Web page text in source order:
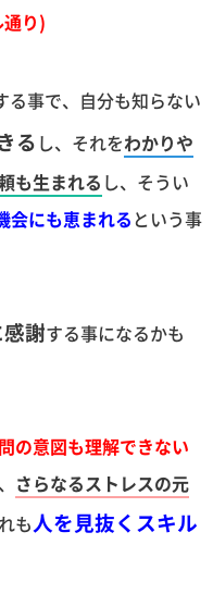
り)
る事で、自分も知らない
る し、それをわかりや
も生まれる し、そうい
会にも恵まれるという事
謝する事になるかも
の意図も理解できない
、 さらなるストレスの元
も人を見抜くスキル